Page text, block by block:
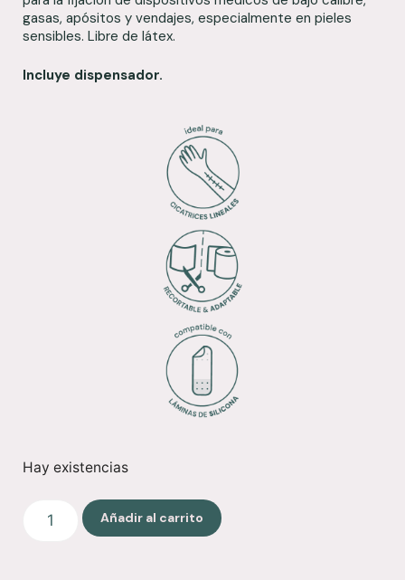
gasas, apósitos y vendajes, especialmente en pieles
sensibles. Libre de látex.
Incluye dispensador.
Hay existencias
Añadir al carrito